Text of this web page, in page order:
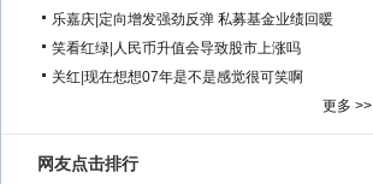
乐嘉庆 定向增发强劲反弹 私募基金业绩回暖
笑看红绿 人民币升值会导致股市上涨吗
关红 现在想想07年是不是感觉很可笑啊
更多 >>
网友点击排行